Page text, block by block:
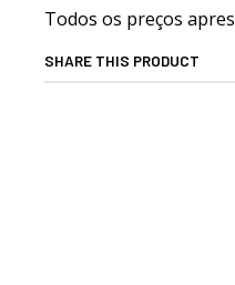
Todos os preços
SHARE THIS PRODUCT